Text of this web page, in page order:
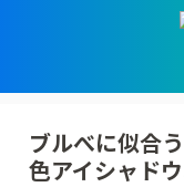
ブルべに似合
色アイシャド